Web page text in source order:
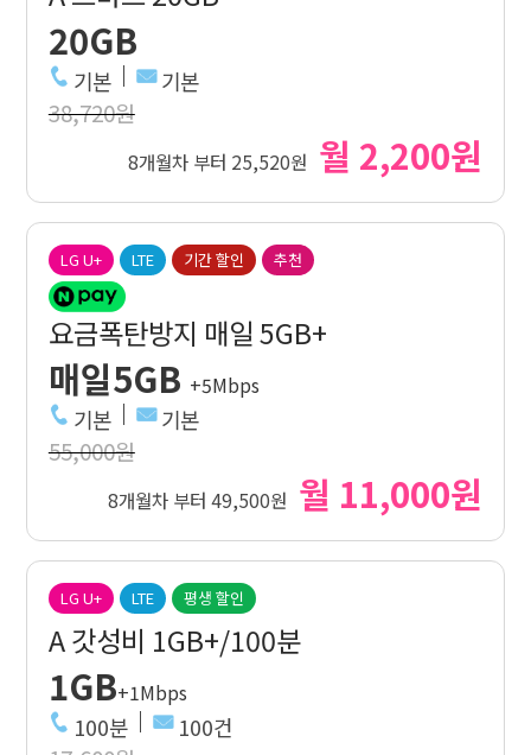
20GB
기본 기본
38,720원
8개월차 부터 25,520원 월 2,200원
LG U+ LTE 기간 할인 추천
요금폭탄방지 매일 5GB+
매일5GB +5Mbps
기본 기본
55,000원
8개월차 부터 49,500원 월 11,000원
LG U+ LTE 평생 할인
A 갓성비 1GB+/100분
1GB+1Mbps
100분 100건